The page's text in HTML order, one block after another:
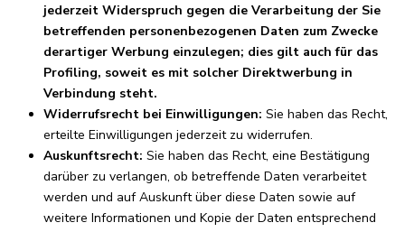
jederzeit Widerspruch gegen die Verarbeitung der Sie
betreffenden personenbezogenen Daten zum Zwecke
derartiger Werbung einzulegen; dies gilt auch für das
Profiling, soweit es mit solcher Direktwerbung in
Verbindung steht.
Widerrufsrecht bei Einwilligungen: Sie haben das Recht,
erteilte Einwilligungen jederzeit zu widerrufen.
Auskunftsrecht: Sie haben das Recht, eine Bestätigung
darüber zu verlangen, ob betreffende Daten verarbeitet
werden und auf Auskunft über diese Daten sowie auf
weitere Informationen und Kopie der Daten entsprechend